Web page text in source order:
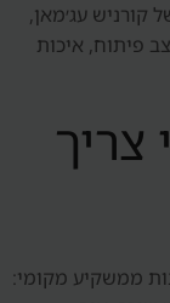
קורניש עג׳מאן,
פיתוח, איכות
צריך
ממשקיע מקומי: